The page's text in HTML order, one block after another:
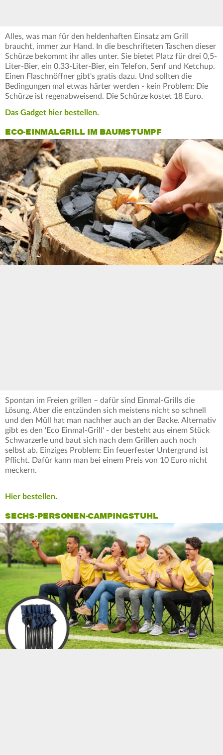
Alles, was man für den heldenhaften Einsatz am Grill
braucht, immer zur Hand. In die beschrifteten Taschen dieser
Schürze bekommt ihr alles unter. Sie bietet Platz für drei 0,5-
Liter-Bier, ein 0,33-Liter-Bier, ein Telefon, Senf und Ketchup.
Einen Flaschnöffner gibt's gratis dazu. Und sollten die
Bedingungen mal etwas härter werden - kein Problem: Die
Schürze ist regenabweisend. Die Schürze kostet 18 Euro.
Das Gadget hier bestellen.
ECO-EINMALGRILL IM BAUMSTUMPF
Spontan im Freien grillen – dafür sind Einmal-Grills die
Lösung. Aber die entzünden sich meistens nicht so schnell
und den Müll hat man nachher auch an der Backe. Alternativ
gibt es den 'Eco Einmal-Grill' - der besteht aus einem Stück
Schwarzerle und baut sich nach dem Grillen auch noch
selbst ab. Einziges Problem: Ein feuerfester Untergrund ist
Pflicht. Dafür kann man bei einem Preis von 10 Euro nicht
meckern.
Hier bestellen.
SECHS-PERSONEN-CAMPINGSTUHL